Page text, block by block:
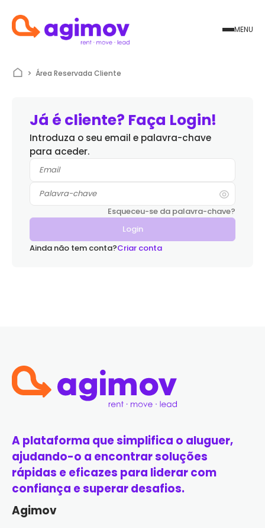
MENU
Área Reservada Cliente
Já é cliente? Faça Login!
Introduza o seu email e palavra-chave
para aceder.
Esqueceu-se da palavra-chave?
Ainda não tem conta?Criar conta
A plataforma que simplifica o aluguer,
ajudando-o a encontrar soluções
rápidas e eficazes para liderar com
confiança e superar desafios.
Agimov